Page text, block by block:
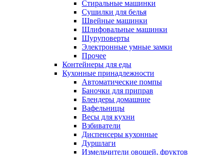
Стиральные машинки
Сушилки для белья
Швейные машинки
Шлифовальные машинки
Шуруповерты
Электронные умные замки
Прочее
Контейнеры для еды
Кухонные принадлежности
Автоматические помпы
Баночки для приправ
Блендеры домашние
Вафельницы
Весы для кухни
Взбиватели
Диспенсеры кухонные
Дуршлаги
Измельчители овощей, фруктов